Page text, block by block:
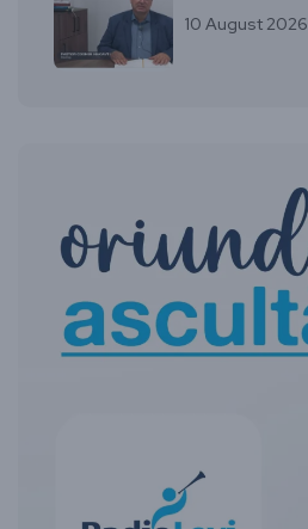
10 August 2026